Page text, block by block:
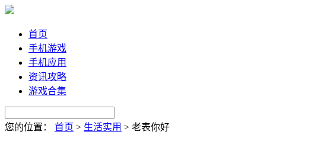
首页
手机游戏
手机应用
资讯攻略
游戏合集
您的位置： 首页 > 生活实用 > 老表你好